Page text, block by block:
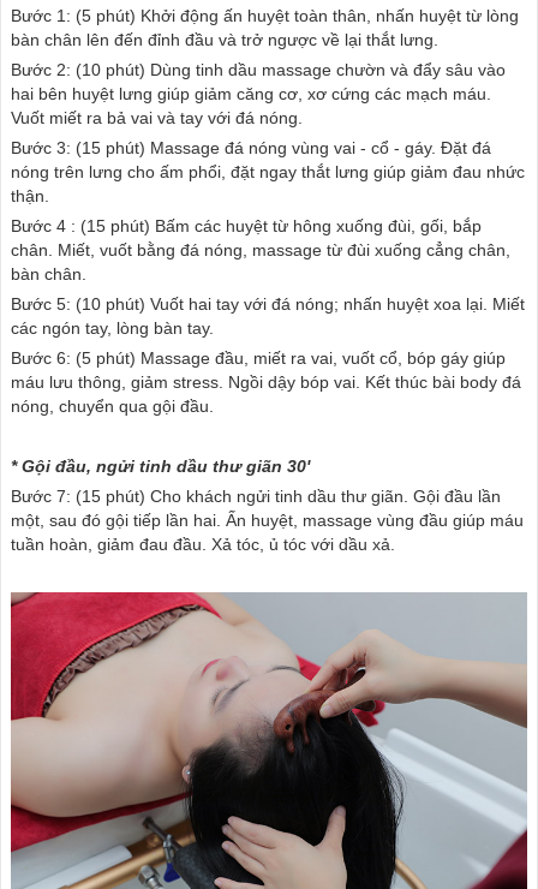
Bước 1: (5 phút) Khởi động ấn huyệt toàn thân, nhấn huyệt từ lòng
bàn chân lên đến đỉnh đầu và trở ngược về lại thắt lưng.
Bước 2: (10 phút) Dùng tinh dầu massage chườn và đẩy sâu vào
hai bên huyệt lưng giúp giảm căng cơ, xơ cứng các mạch máu.
Vuốt miết ra bả vai và tay với đá nóng.
Bước 3: (15 phút) Massage đá nóng vùng vai - cổ - gáy. Đặt đá
nóng trên lưng cho ấm phổi, đặt ngay thắt lưng giúp giảm đau nhức
thận.
Bước 4 : (15 phút) Bấm các huyệt từ hông xuống đùi, gối, bắp
chân. Miết, vuốt bằng đá nóng, massage từ đùi xuống cẳng chân,
bàn chân.
Bước 5: (10 phút) Vuốt hai tay với đá nóng; nhấn huyệt xoa lại. Miết
các ngón tay, lòng bàn tay.
Bước 6: (5 phút) Massage đầu, miết ra vai, vuốt cổ, bóp gáy giúp
máu lưu thông, giảm stress. Ngồi dậy bóp vai. Kết thúc bài body đá
nóng, chuyển qua gội đầu.
* Gội đầu, ngửi tinh dầu thư giãn 30'
Bước 7: (15 phút) Cho khách ngửi tinh dầu thư giãn. Gội đầu lần
một, sau đó gội tiếp lần hai. Ấn huyệt, massage vùng đầu giúp máu
tuần hoàn, giảm đau đầu. Xả tóc, ủ tóc với dầu xả.